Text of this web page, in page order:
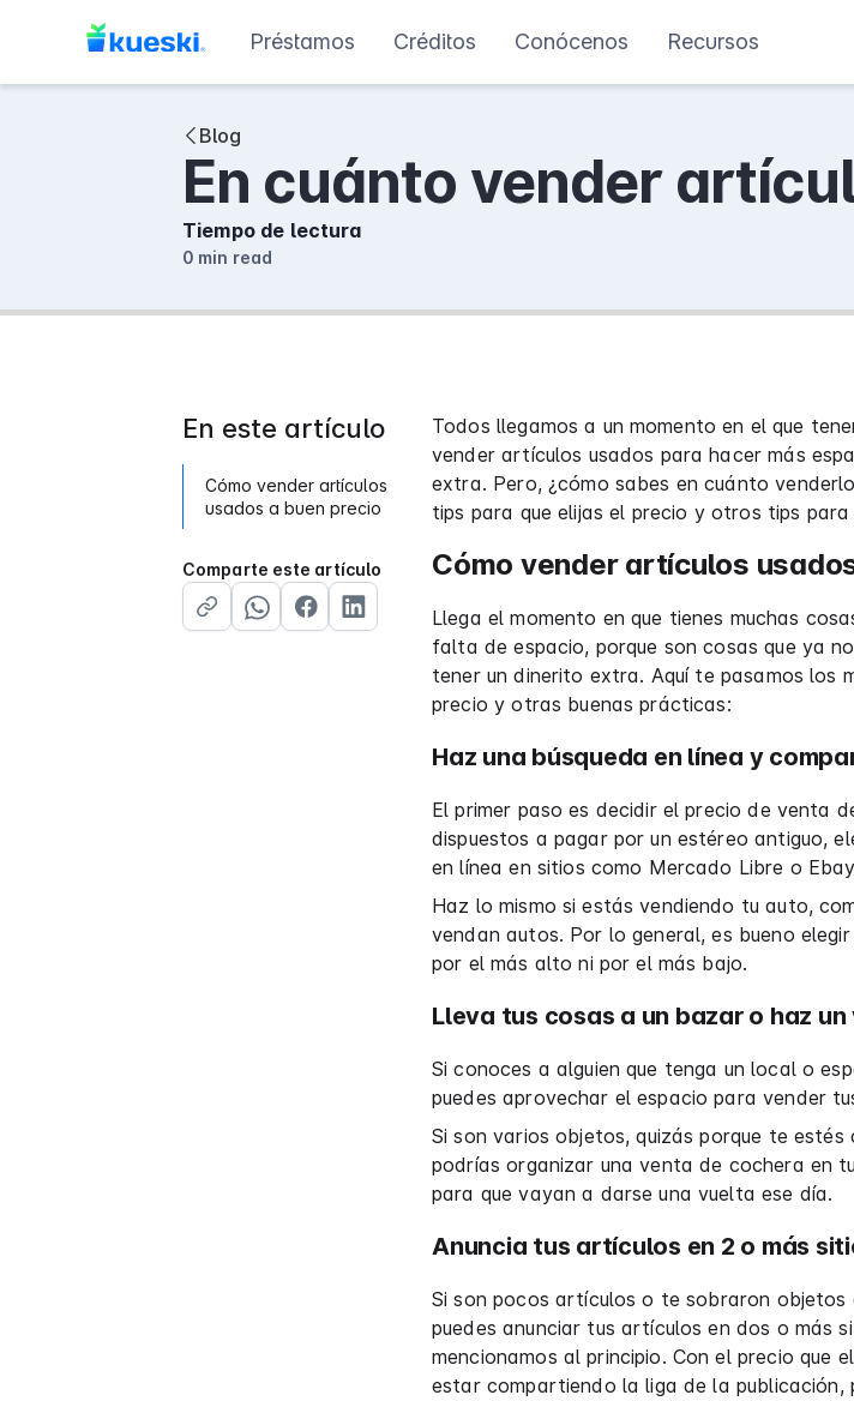
Préstamos Créditos Conócenos Recursos
Blog
En cuánto vender
Tiempo de lectura
0 min read
En este artículo
Cómo vender artículos
usados a buen precio
Comparte este artículo
Todos llegamos a un momento en el que
vender artículos usados para hacer más
extra. Pero, ¿cómo sabes en cuánto
tips para que elijas el precio y otros tips
Cómo vender artículos
Llega el momento en que tienes muchas
falta de espacio, porque son cosas que ya
tener un dinerito extra. Aquí te pasamos los
precio y otras buenas prácticas:
Haz una búsqueda en línea y
El primer paso es decidir el precio de venta
dispuestos a pagar por un estéreo antiguo,
en línea en sitios como Mercado Libre o
Haz lo mismo si estás vendiendo tu auto,
vendan autos. Por lo general, es bueno
por el más alto ni por el más bajo.
Lleva tus cosas a un bazar o haz
Si conoces a alguien que tenga un local o
puedes aprovechar el espacio para vender
Si son varios objetos, quizás porque te
podrías organizar una venta de cochera en
para que vayan a darse una vuelta ese día.
Anuncia tus artículos en 2 o más
Si son pocos artículos o te sobraron objetos
puedes anunciar tus artículos en dos o más
mencionamos al principio. Con el precio que
estar compartiendo la liga de la publicación,